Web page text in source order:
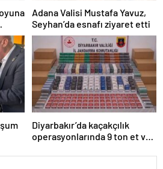
Adana Valisi Mustafa Yavuz,
Seyhan’da esnafı ziyaret etti
Diyarbakır’da kaçakçılık
operasyonlarında 9 ton et ve
geçirildi